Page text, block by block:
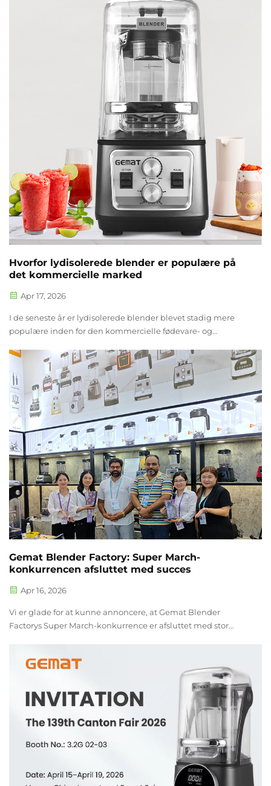
reglerne uden bekymringer. Lavet af ...
Hvorfor lydisolerede blender er populære på
det kommercielle marked
Apr 17, 2026
I de seneste år er lydisolerede blender blevet stadig mere
populære inden for den kommercielle fødevare- og
og restauranter søger virksomheder efter kraftfuldt
blandeequipment, der kan levere...
Gemat Blender Factory: Super March-
konkurrencen afsluttet med succes
Apr 16, 2026
Vi er glade for at kunne annoncere, at Gemat Blender
Factorys Super March-konkurrence er afsluttet med stor
har overgået en individuel ydelse på 1 million RMB. D...